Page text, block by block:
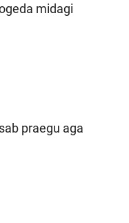
midagi
praegu aga